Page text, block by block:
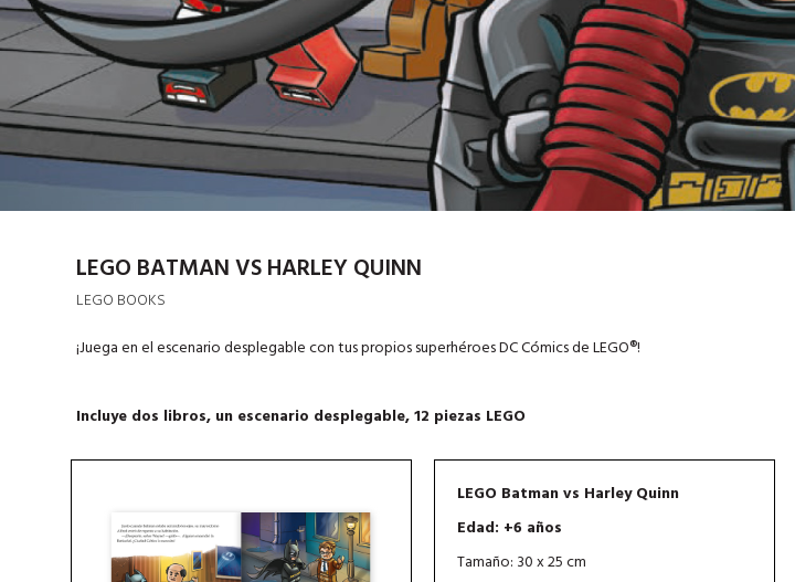
LEGO BATMAN VS HARLEY QUINN
LEGO BOOKS
¡Juega en el escenario desplegable con tus propios superhéroes DC Cómics de LEGO®!
Incluye dos libros, un escenario desplegable,12 piezas LEGO
LEGO Batman vs Harley Quinn
Edad: +6 años
Tamaño: 30 x 25 cm